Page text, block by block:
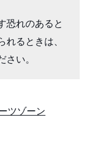
恐れのあると
れるときは、
さい。
ツゾーン